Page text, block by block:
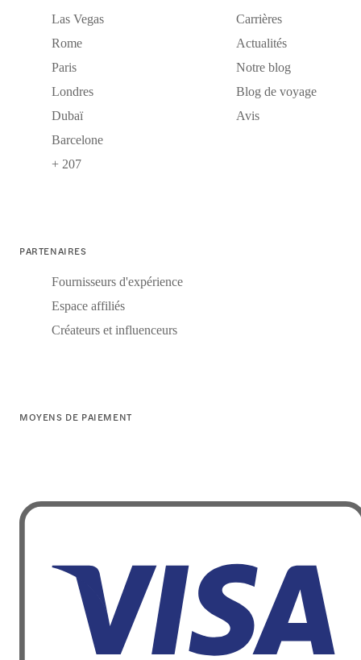
Las Vegas
Rome
Paris
Londres
Dubaï
Barcelone
+ 207
Carrières
Actualités
Notre blog
Blog de voyage
Avis
PARTENAIRES
Fournisseurs d'expérience
Espace affiliés
Créateurs et influenceurs
MOYENS DE PAIEMENT